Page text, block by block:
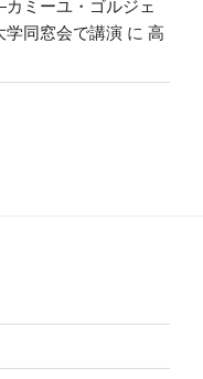
ミーユ・ゴルジェ
学同窓会で講演 に 高